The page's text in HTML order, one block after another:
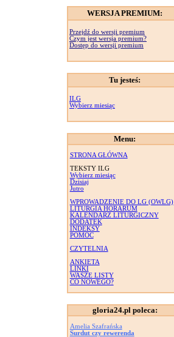
WERSJA PREMIUM:
Przejdź do wersji premium
Czym jest wersja premium?
Dostęp do wersji premium
Tu jesteś:
ILG
Wybierz miesiąc
Menu:
STRONA GŁÓWNA
TEKSTY ILG
Wybierz miesiąc
Dzisiaj
Jutro
WPROWADZENIE DO LG (OWLG)
LITURGIA HORARUM
KALENDARZ LITURGICZNY
DODATEK
INDEKSY
POMOC
CZYTELNIA
ANKIETA
LINKI
WASZE LISTY
CO NOWEGO?
gloria24.pl poleca:
Amelia Szafrańska
Surdut czy rewerenda